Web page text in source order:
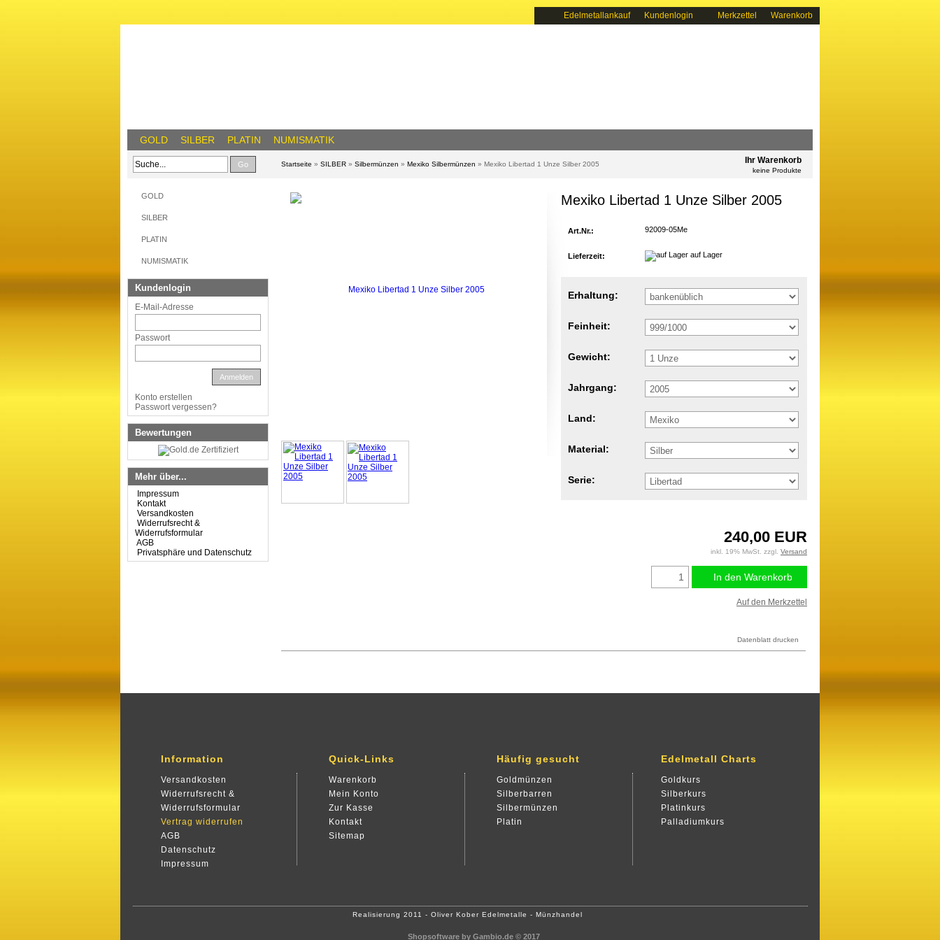
Edelmetallankauf Kundenlogin Merkzettel Warenkorb
GOLD SILBER PLATIN NUMISMATIK
Go Startseite » SILBER » Silbermünzen » Mexiko Silbermünzen » Mexiko Libertad 1 Unze Silber 2005 Ihr Warenkorb
keine Produkte
Mexiko Libertad 1 Unze Silber 2005
Art.Nr.: 92009-05Me
Lieferzeit: auf Lager
Erhaltung:
Feinheit:
Gewicht:
Jahrgang:
Land:
Material:
Serie:
240,00 EUR
inkl. 19% MwSt. zzgl. Versand
In den Warenkorb
Auf den Merkzettel
Datenblatt drucken
GOLD
SILBER
PLATIN
NUMISMATIK
Kundenlogin
E-Mail-Adresse
Passwort
Anmelden
Konto erstellen
Passwort vergessen?
Bewertungen
Mehr über...
Impressum
Kontakt
Versandkosten
Widerrufsrecht &
Widerrufsformular
AGB
Privatsphäre und Datenschutz
Information
Versandkosten
Widerrufsrecht &
Widerrufsformular
Vertrag widerrufen
AGB
Datenschutz
Impressum
Quick-Links
Warenkorb
Mein Konto
Zur Kasse
Kontakt
Sitemap
Häufig gesucht
Goldmünzen
Silberbarren
Silbermünzen
Platin
Edelmetall Charts
Goldkurs
Silberkurs
Platinkurs
Palladiumkurs
Realisierung 2011 - Oliver Kober Edelmetalle - Münzhandel
Shopsoftwareby Gambio.de © 2017